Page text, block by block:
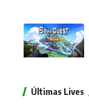
Últimas Lives